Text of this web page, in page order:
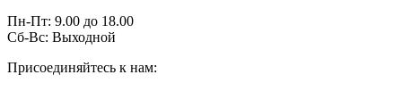
Пн-Пт: 9.00 до 18.00
Сб-Вс: Выходной
Присоединяйтесь к нам: